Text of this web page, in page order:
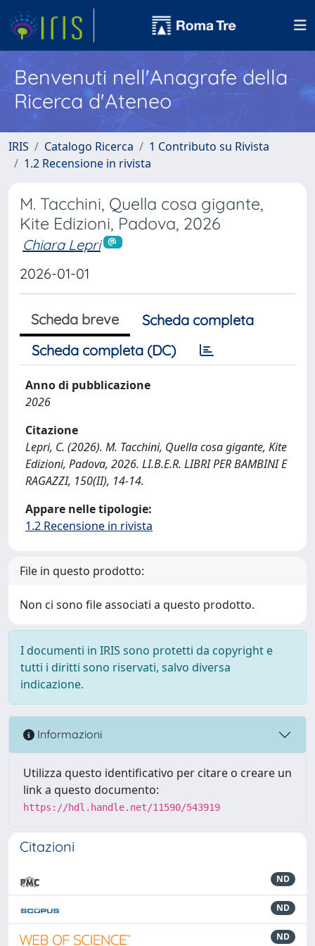
Benvenuti nell'Anagrafe della
Ricerca d'Ateneo
IRIS Catalogo Ricerca
1 Contributo su Rivista
1.2 Recensione in rivista
M. Tacchini, Quella cosa gigante,
Kite Edizioni, Padova, 2026
Chiara Lepri
2026-01-01
Scheda breve
Scheda completa
Scheda completa (DC)
Anno di pubblicazione
2026
Citazione
Lepri, C. (2026). M. Tacchini, Quella cosa gigante, Kite
Edizioni, Padova, 2026. LI.B.E.R. LIBRI PER BAMBINI E
RAGAZZI, 150(II), 14-14.
Appare nelle tipologie:
1.2 Recensione in rivista
File in questo prodotto:
Non ci sono file associati a questo prodotto.
I documenti in IRIS sono protetti da copyright e
tutti i diritti sono riservati, salvo diversa
indicazione.
Informazioni
Utilizza questo identificativo per citare o creare un
link a questo documento:
https://hdl.handle.net/11590/543919
Citazioni
ND
ND
ND